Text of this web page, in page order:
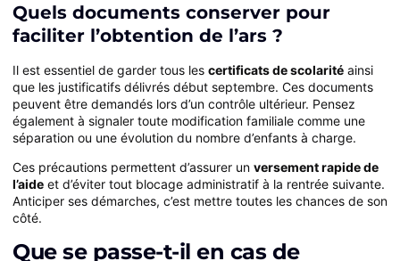
Quels documents conserver pour
faciliter l’obtention de l’ars ?
Il est essentiel de garder tous les certificats de scolarité ainsi
que les justificatifs délivrés début septembre. Ces documents
peuvent être demandés lors d’un contrôle ultérieur. Pensez
également à signaler toute modification familiale comme une
séparation ou une évolution du nombre d’enfants à charge.
Ces précautions permettent d’assurer un versement rapide de
l’aide et d’éviter tout blocage administratif à la rentrée suivante.
Anticiper ses démarches, c’est mettre toutes les chances de son
côté.
Que se passe-t-il en cas de